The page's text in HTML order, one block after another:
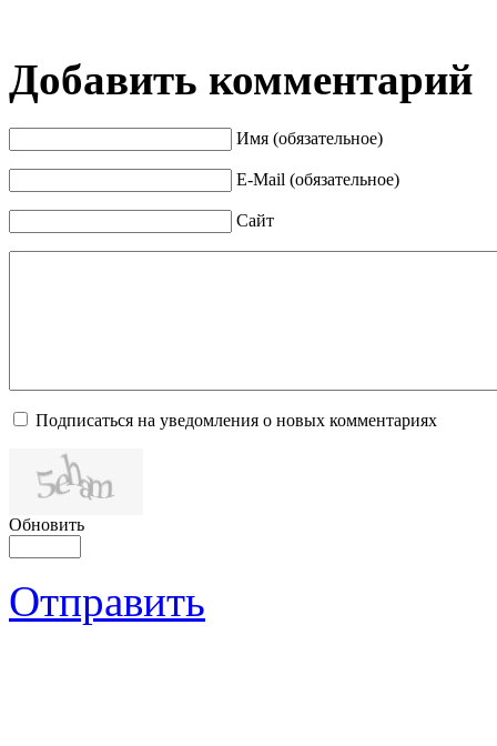
Добавить комментарий
Имя (обязательное)
E-Mail (обязательное)
Сайт
Подписаться на уведомления о новых комментариях
Обновить
Отправить